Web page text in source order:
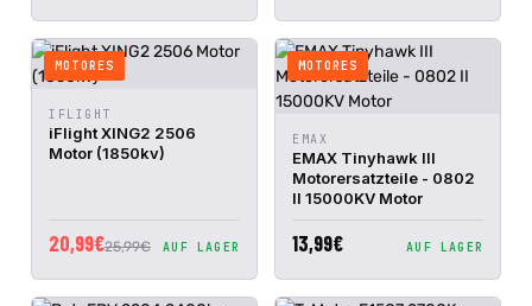
MOTORES
SCHNELLANSICHT
WARENKORB
IFLIGHT
iFlight XING2 2506
Motor (1850kv)
20,99€25,99€ AUF LAGER
MOTORES
SCHNELLANSICHT
WARENKORB
EMAX
EMAX Tinyhawk III
Motorersatzteile - 0802
II 15000KV Motor
13,99€ AUF LAGER